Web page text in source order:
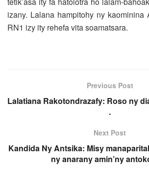
izany. Lalana hampitohy ny kaominina
RN1 izy ity rehefa vita soamatsara.
Previous Post
Lalatiana Rakotondrazafy: Roso ny
.
Next Post
Kandida Ny Antsika: Misy
ny anarany amin’ny